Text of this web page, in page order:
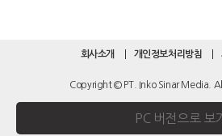
회사소개 개인정보처리방침
Copyright © PT. Inko Sinar Media.
PC 버전으로 보기